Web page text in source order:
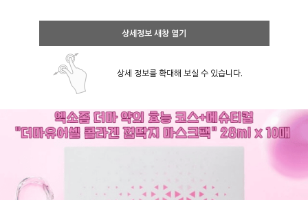
상세정보 새창 열기
상세 정보를 확대해 보실 수 있습니다.